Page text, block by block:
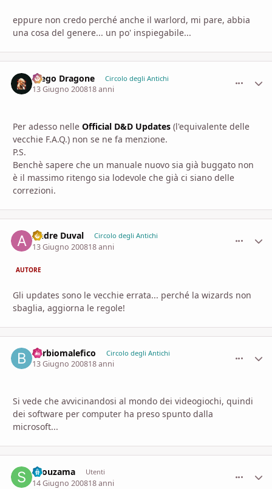
eppure non credo perché anche il warlord, mi pare, abbia
una cosa del genere... un po' inspiegabile...
Diego Dragone Circolo degli Antichi
13 Giugno 200818 anni
Per adesso nelle Official D&D Updates (l'equivalente delle
vecchie F.A.Q.) non se ne fa menzione.
P.S.
Benchè sapere che un manuale nuovo sia già buggato non
è il massimo ritengo sia lodevole che già ci siano delle
correzioni.
Andre Duval Circolo degli Antichi
13 Giugno 200818 anni
AUTORE
Gli updates sono le vecchie errata... perché la wizards non
sbaglia, aggiorna le regole!
barbiomalefico Circolo degli Antichi
13 Giugno 200818 anni
Si vede che avvicinandosi al mondo dei videogiochi, quindi
dei software per computer ha preso spunto dalla
microsoft...
shouzama Utenti
14 Giugno 200818 anni